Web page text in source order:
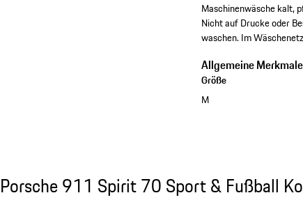
Maschinenwäsche kalt,
Nicht auf Drucke oder
waschen. Im
Allgemeine Merkmale
Größe
M
Porsche 911 Spirit 70 Sport & Fußball
Porsche 911 Spirit 70 Sport & Fußball